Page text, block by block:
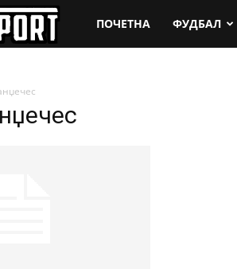
SuperSport.mk
ПОЧЕТНА ФУДБАЛ